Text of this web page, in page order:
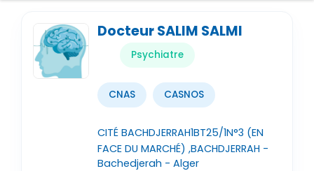
Docteur SALIM SALMI
Psychiatre
CNAS CASNOS
CITÉ BACHDJERRAH1BT25/1N°3 (EN
FACE DU MARCHÉ) ,BACHDJERRAH -
Bachedjerah - Alger